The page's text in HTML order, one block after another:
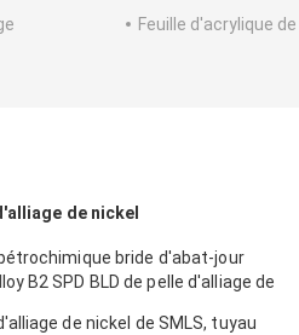
Feuille d'acrylique
de nickel
bride d'abat-jour
B2 SPD BLD de pelle d'alliage de
de nickel de SMLS, tuyau